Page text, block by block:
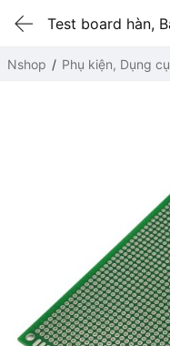
Nshop Phụ kiện, Dụng cụ